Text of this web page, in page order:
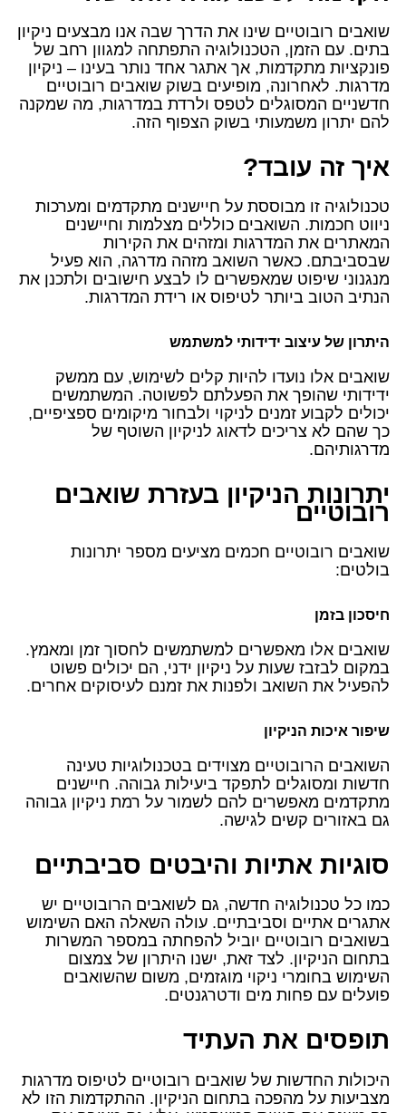
שואבים רובוטיים שינו את הדרך שבה אנו מבצעים ניקיון
בתים. עם הזמן, הטכנולוגיה התפתחה למגוון רחב של
פונקציות מתקדמות, אך אתגר אחד נותר בעינו – ניקיון
מדרגות. לאחרונה, מופיעים בשוק שואבים רובוטיים
חדשניים המסוגלים לטפס ולרדת במדרגות, מה שמקנה
להם יתרון משמעותי בשוק הצפוף הזה.
איך זה עובד?
טכנולוגיה זו מבוססת על חיישנים מתקדמים ומערכות
ניווט חכמות. השואבים כוללים מצלמות וחיישנים
המאתרים את המדרגות ומזהים את הקירות
שבסביבתם. כאשר השואב מזהה מדרגה, הוא פעיל
מנגנוני שיפוט שמאפשרים לו לבצע חישובים ולתכנן את
הנתיב הטוב ביותר לטיפוס או רידת המדרגות.
היתרון של עיצוב ידידותי למשתמש
שואבים אלו נועדו להיות קלים לשימוש, עם ממשק
ידידותי שהופך את הפעלתם לפשוטה. המשתמשים
יכולים לקבוע זמנים לניקוי ולבחור מיקומים ספציפיים,
כך שהם לא צריכים לדאוג לניקיון השוטף של
מדרגותיהם.
יתרונות הניקיון בעזרת שואבים
רובוטיים
שואבים רובוטיים חכמים מציעים מספר יתרונות
בולטים:
חיסכון בזמן
שואבים אלו מאפשרים למשתמשים לחסוך זמן ומאמץ.
במקום לבזבז שעות על ניקיון ידני, הם יכולים פשוט
להפעיל את השואב ולפנות את זמנם לעיסוקים אחרים.
שיפור איכות הניקיון
השואבים הרובוטיים מצוידים בטכנולוגיות טעינה
חדשות ומסוגלים לתפקד ביעילות גבוהה. חיישנים
מתקדמים מאפשרים להם לשמור על רמת ניקיון גבוהה
גם באזורים קשים לגישה.
סוגיות אתיות והיבטים סביבתיים
כמו כל טכנולוגיה חדשה, גם לשואבים הרובוטיים יש
אתגרים אתיים וסביבתיים. עולה השאלה האם השימוש
בשואבים רובוטיים יוביל להפחתה במספר המשרות
בתחום הניקיון. לצד זאת, ישנו היתרון של צמצום
השימוש בחומרי ניקוי מוגזמים, משום שהשואבים
פועלים עם פחות מים ודטרגנטים.
תופסים את העתיד
היכולות החדשות של שואבים רובוטיים לטיפוס מדרגות
מצביעות על מהפכה בתחום הניקיון. ההתקדמות הזו לא